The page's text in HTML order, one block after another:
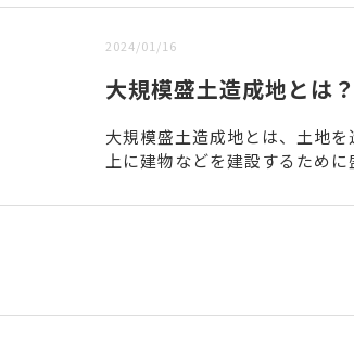
2024/01/16
大規模盛土造成地とは？
大規模盛土造成地とは、土地
上に建物などを建設するため